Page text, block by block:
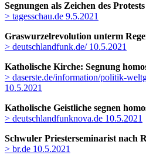
Segnungen als Zeichen des Protests
> tagesschau.de 9.5.2021
Graswurzelrevolution unterm
> deutschlandfunk.de/ 10.5.2021
Katholische Kirche: Segnung
> daserste.de/information/politik-
10.5.2021
Katholische Geistliche segnen
> deutschlandfunknova.de 10.5.2021
Schwuler Priesterseminarist nach
> br.de 10.5.2021